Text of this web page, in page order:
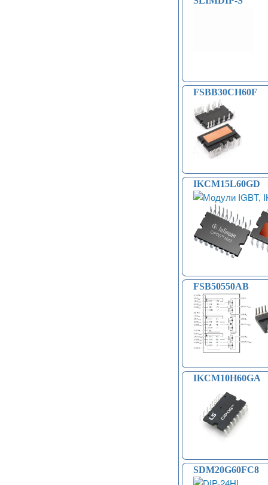
FSBB30CH60F
IKCM15L60GD
FSB50550AB
IKCM10H60GA
SDM20G60FC8